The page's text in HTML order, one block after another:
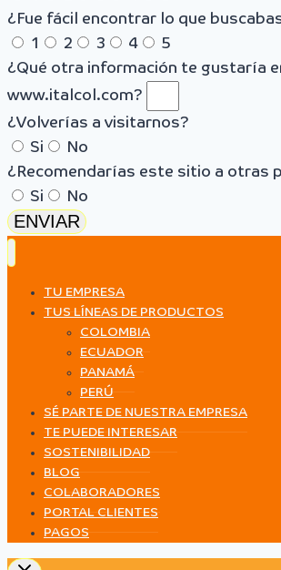
¿Fue fácil encontrar lo que
1
2 3 4
5
¿Qué otra información te gustaría
www.italcol.com?
¿Volverías a visitarnos?
Si
No
¿Recomendarías este sitio a otras
Si
No
ENVIAR
TU EMPRESA
TUS LÍNEAS DE PRODUCTOS
COLOMBIA
ECUADOR
PANAMÁ
PERÚ
SÉ PARTE DE NUESTRA EMPRESA
TE PUEDE INTERESAR
SOSTENIBILIDAD
BLOG
COLABORADORES
PORTAL CLIENTES
PAGOS